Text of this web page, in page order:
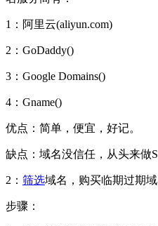
1：阿里云(aliyun.com)
2：GoDaddy()
3：Google Domains()
4：Gname()
优点：简单，便宜，好记。
缺点：域名没信任，从头来做
2： 筛选域名，购买临期过期域
步骤：